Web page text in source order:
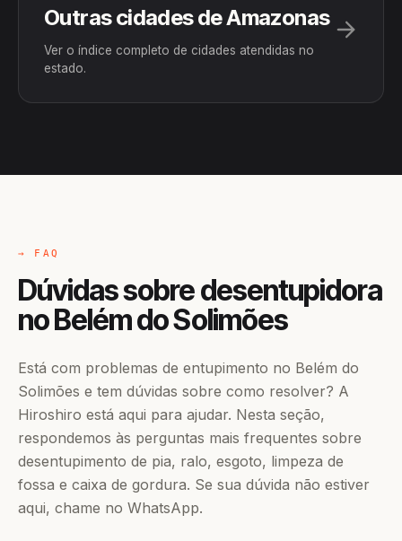
Outras cidades de Amazonas
Ver o índice completo de cidades atendidas no
estado.
→ FAQ
Dúvidas sobre desentupidora
no Belém do Solimões
Está com problemas de entupimento no Belém do
Solimões e tem dúvidas sobre como resolver? A
Hiroshiro está aqui para ajudar. Nesta seção,
respondemos às perguntas mais frequentes sobre
desentupimento de pia, ralo, esgoto, limpeza de
fossa e caixa de gordura. Se sua dúvida não estiver
aqui, chame no WhatsApp.